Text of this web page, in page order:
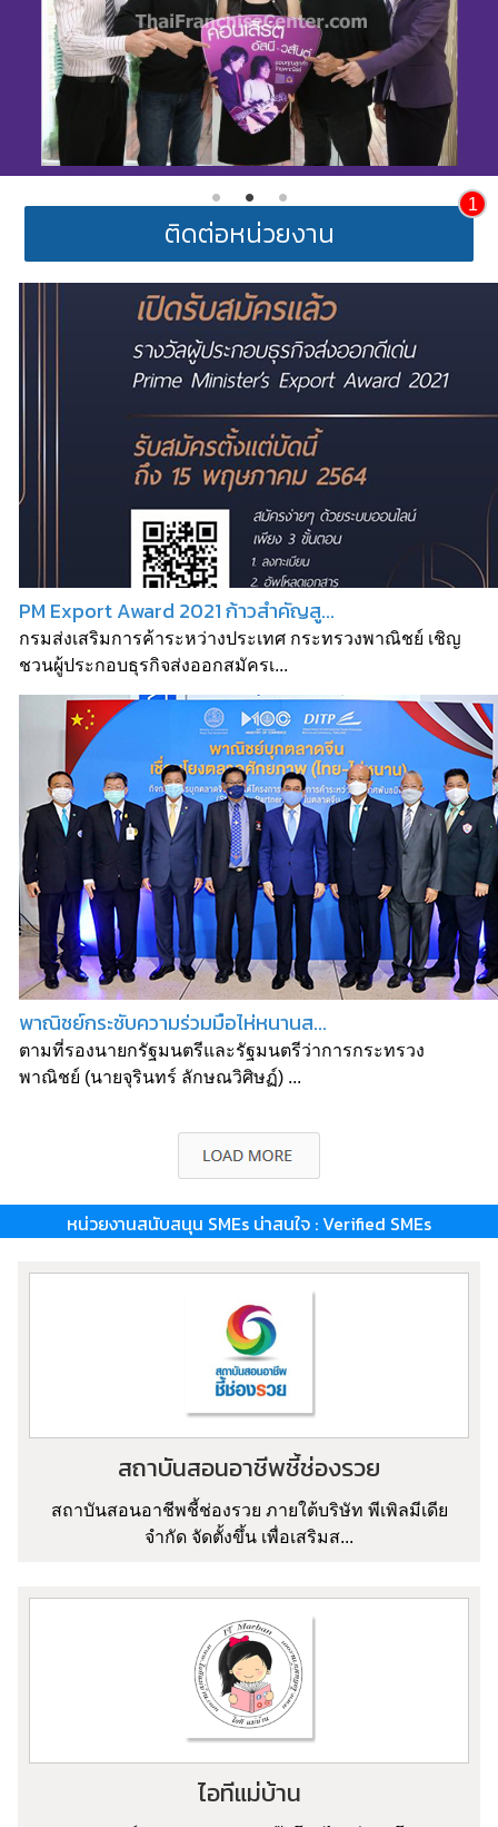
ติดต่อหน่วยงาน
1
PM Export Award 2021 ก้าวสำคัญสู...
กรมส่งเสริมการค้าระหว่างประเทศ กระทรวงพาณิชย์ เชิญ
ชวนผู้ประกอบธุรกิจส่งออกสมัครเ...
พาณิชย์กระชับความร่วมมือไห่หนานส...
ตามที่รองนายกรัฐมนตรีและรัฐมนตรีว่าการกระทรวง
พาณิชย์ (นายจุรินทร์ ลักษณวิศิษฏ์) ...
หน่วยงานสนับสนุน SMEs น่าสนใจ : Verified SMEs
สถาบันสอนอาชีพชี้ช่องรวย
สถาบันสอนอาชีพชี้ช่องรวย ภายใต้บริษัท พีเพิลมีเดีย
จำกัด จัดตั้งขึ้น เพื่อเสริมส...
ไอทีแม่บ้าน